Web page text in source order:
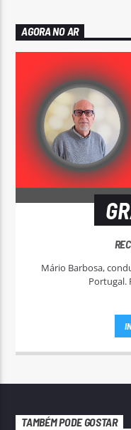
AGORA NO AR
Mário Barbosa,
Portugal.
TAMBÉM PODE GOSTAR